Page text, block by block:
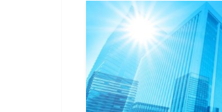
す。 今回は、そんな不…